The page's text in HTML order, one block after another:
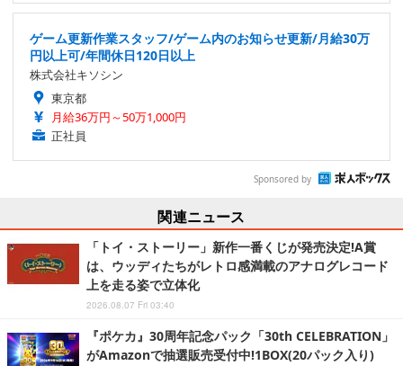
ゲーム更新作業スタッフ/ゲーム内のお知らせ更新/月給30万
円以上可/年間休日120日以上
株式会社キソシン
東京都
月給36万円～50万1,000円
正社員
Sponsored by
関連ニュース
「トイ・ストーリー」新作一番くじが発売決定!A賞
は、ウッディたちがレトロ感満載のアナログレコード
上を走る姿で立体化
2026.08.07 Fri 03:40
『ポケカ』30周年記念パック「30th CELEBRATION」
がAmazonで抽選販売受付中!1BOX(20パック入り)